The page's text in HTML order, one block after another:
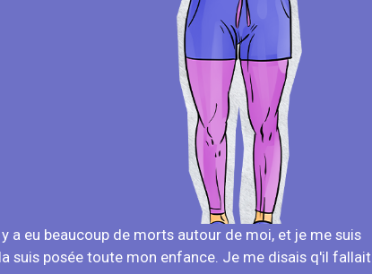
a eu beaucoup de morts autour de moi, et je me suis
suis posée toute mon enfance. Je me disais q'il fallait